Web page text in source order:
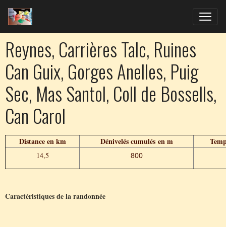
Reynes, Carrières Talc, Ruines
Can Guix, Gorges Anelles, Puig
Sec, Mas Santol, Coll de Bossells,
Can Carol
Distance en km Dénivelés cumulés en m
Caractéristiques de la randonnée
14,5 800